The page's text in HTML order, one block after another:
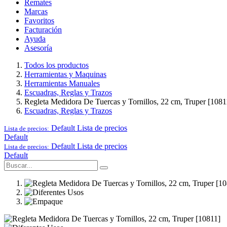
Remates
Marcas
Favoritos
Facturación
Ayuda
Asesoría
Todos los productos
Herramientas y Maquinas
Herramientas Manuales
Escuadras, Reglas y Trazos
Regleta Medidora De Tuercas y Tornillos, 22 cm, Truper
Escuadras, Reglas y Trazos
Lista de precios: Default Lista de precios
Default
Lista de precios: Default Lista de precios
Default